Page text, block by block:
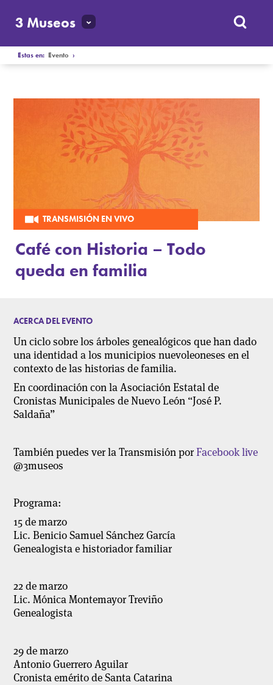
3 Museos
Estas en:Evento ›
TRANSMISIÓN EN VIVO
Café con Historia – Todo
queda en familia
ACERCA DEL EVENTO
Un ciclo sobre los árboles genealógicos que han dado
una identidad a los municipios nuevoleoneses en el
contexto de las historias de familia.
En coordinación con la Asociación Estatal de
Cronistas Municipales de Nuevo León “José P.
Saldaña”
También puedes ver la Transmisión porFacebook live
@3museos
Programa:
15 de marzo
Lic. Benicio Samuel Sánchez García
Genealogista e historiador familiar
22 de marzo
Lic. Mónica Montemayor Treviño
Genealogista
29 de marzo
Antonio Guerrero Aguilar
Cronista emérito de Santa Catarina